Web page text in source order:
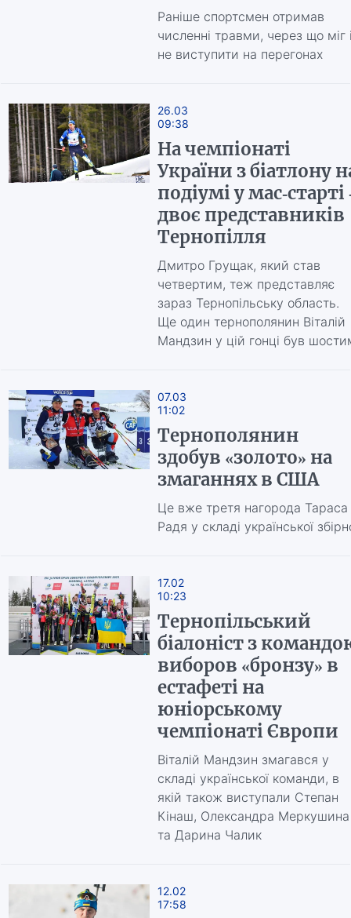
Раніше спортсмен отримав
численні травми, через що міг
не виступити на перегонах
26.03
09:38
На чемпіонаті
України з біатлону
подіумі у мас-старті
двоє представників
Тернопілля
Дмитро Грущак, який став
четвертим, теж представляє
зараз Тернопільську область.
Ще один тернополянин Віталій
Мандзин у цій гонці був
07.03
11:02
Тернополянин
здобув «золото» на
змаганнях в США
Це вже третя нагорода Тараса
Радя у складі української
17.02
10:23
Тернопільський
біалоніст з
виборов «бронзу» в
естафеті на
юніорському
чемпіонаті Європи
Віталій Мандзин змагався у
складі української команди, в
якій також виступали Степан
Кінаш, Олександра Меркушина
та Дарина Чалик
12.02
17:58